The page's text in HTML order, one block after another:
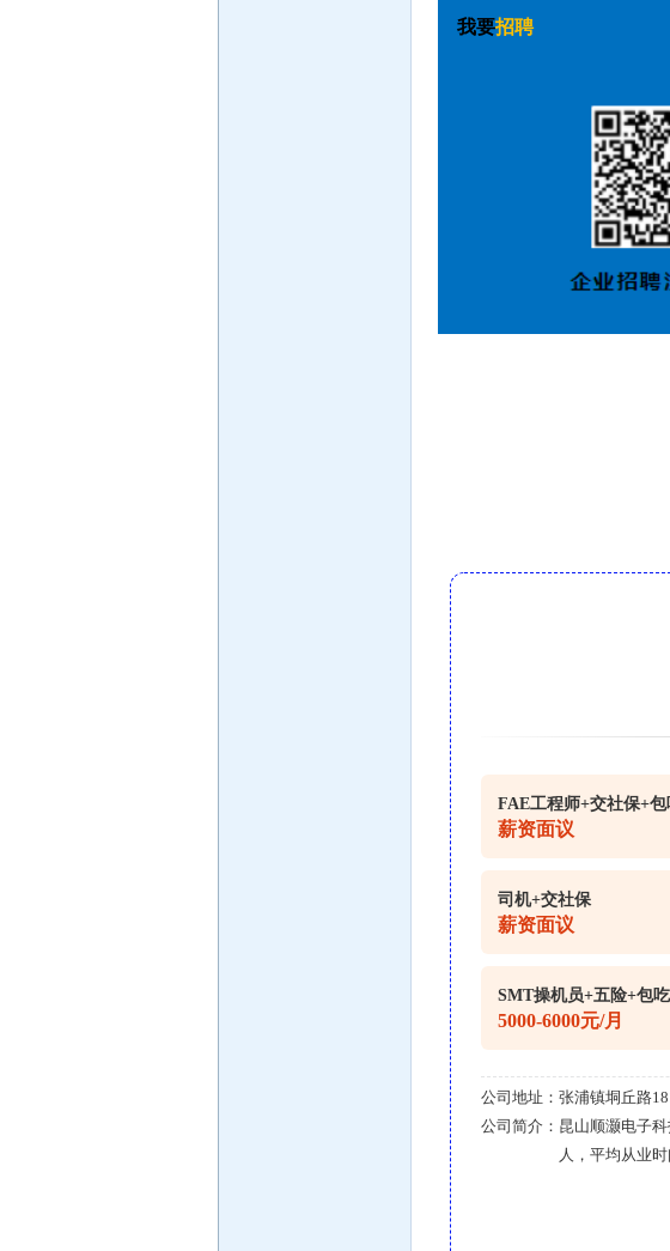
我要招聘
FAE工程师+交社保+包
薪资面议
司机+交社保
薪资面议
SMT操机员+五险+包
5000-6000元/月
公司地址： 张浦镇垌丘路
公司简介： 昆山顺灏电子
人，平均从业